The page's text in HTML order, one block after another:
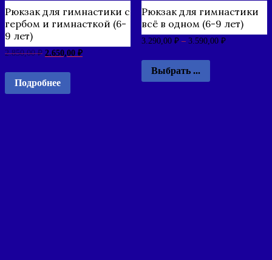
Рюкзак для гимнастики с
гербом и гимнасткой (6-
9 лет)
2.850,00₽ 2.650,00 ₽
Подробнее
Рюкзак для гимнастики
всё в одном (6-9 лет)
3.290,00 ₽– 3.590,00 ₽
Выбрать ...